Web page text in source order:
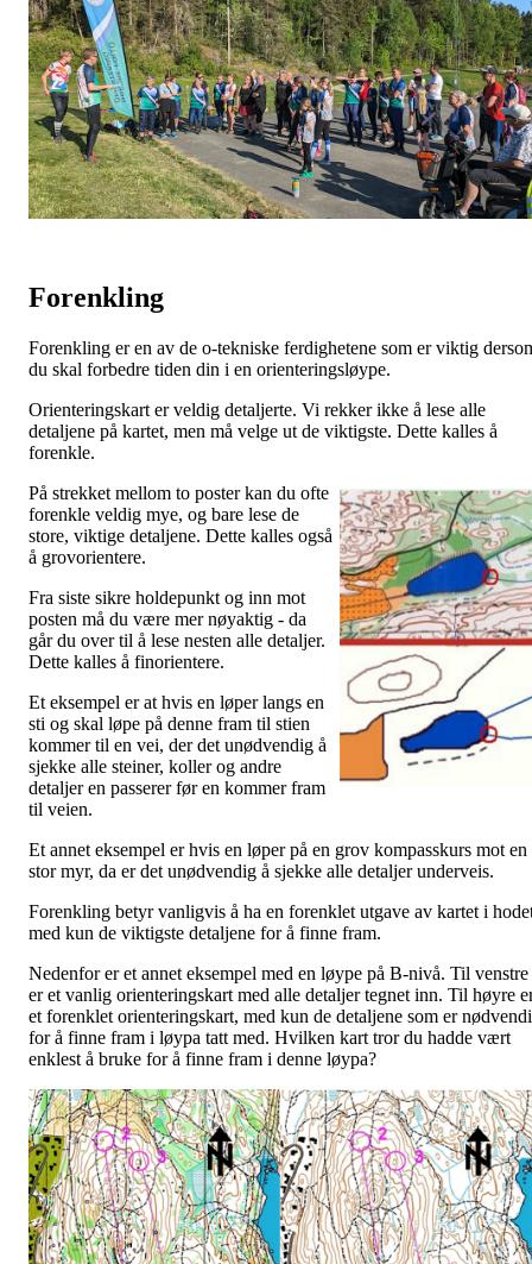
Forenkling
Forenkling er en av de o-tekniske ferdighetene som er viktig
du skal forbedre tiden din i en orienteringsløype.
Orienteringskart er veldig detaljerte. Vi rekker ikke å lese alle
detaljene på kartet, men må velge ut de viktigste. Dette kalles å
forenkle.
På strekket mellom to poster kan du ofte
forenkle veldig mye, og bare lese de
store, viktige detaljene. Dette kalles også
å grovorientere.
Fra siste sikre holdepunkt og inn mot
posten må du være mer nøyaktig - da
går du over til å lese nesten alle detaljer.
Dette kalles å finorientere.
Et eksempel er at hvis en løper langs en
sti og skal løpe på denne fram til stien
kommer til en vei, der det unødvendig å
sjekke alle steiner, koller og andre
detaljer en passerer før en kommer fram
til veien.
Et annet eksempel er hvis en løper på en grov kompasskurs mot en
stor myr, da er det unødvendig å sjekke alle detaljer underveis.
Forenkling betyr vanligvis å ha en forenklet utgave av kartet i
med kun de viktigste detaljene for å finne fram.
Nedenfor er et annet eksempel med en løype på B-nivå. Til venstre
er et vanlig orienteringskart med alle detaljer tegnet inn. Til høyre
et forenklet orienteringskart, med kun de detaljene som er
for å finne fram i løypa tatt med. Hvilken kart tror du hadde vært
enklest å bruke for å finne fram i denne løypa?